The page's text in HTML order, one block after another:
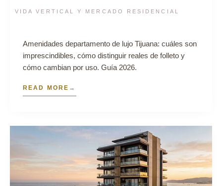
VIDA VERTICAL Y MERCADO RESIDENCIAL
Amenidades departamento de lujo Tijuana: cuáles son
imprescindibles, cómo distinguir reales de folleto y
cómo cambian por uso. Guía 2026.
READ MORE